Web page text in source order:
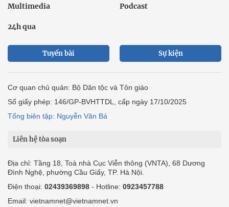
Multimedia Podcast
24h qua
Tuyến bài Sự kiện
Cơ quan chủ quản: Bộ Dân tộc và Tôn giáo
Số giấy phép: 146/GP-BVHTTDL, cấp ngày 17/10/2025
Tổng biên tập: Nguyễn Văn Bá
Liên hệ tòa soạn
Địa chỉ: Tầng 18, Toà nhà Cục Viễn thông (VNTA), 68 Dương
Đình Nghệ, phường Cầu Giấy, TP. Hà Nội.
Điện thoại: 02439369898 - Hotline: 0923457788
Email: vietnamnet@vietnamnet.vn